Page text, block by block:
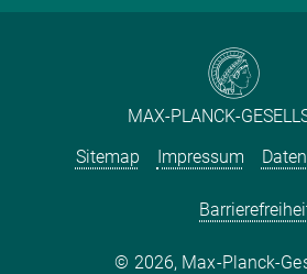
MAX-PLANCK-
Sitemap
Impressum
2026, Max-Planck-